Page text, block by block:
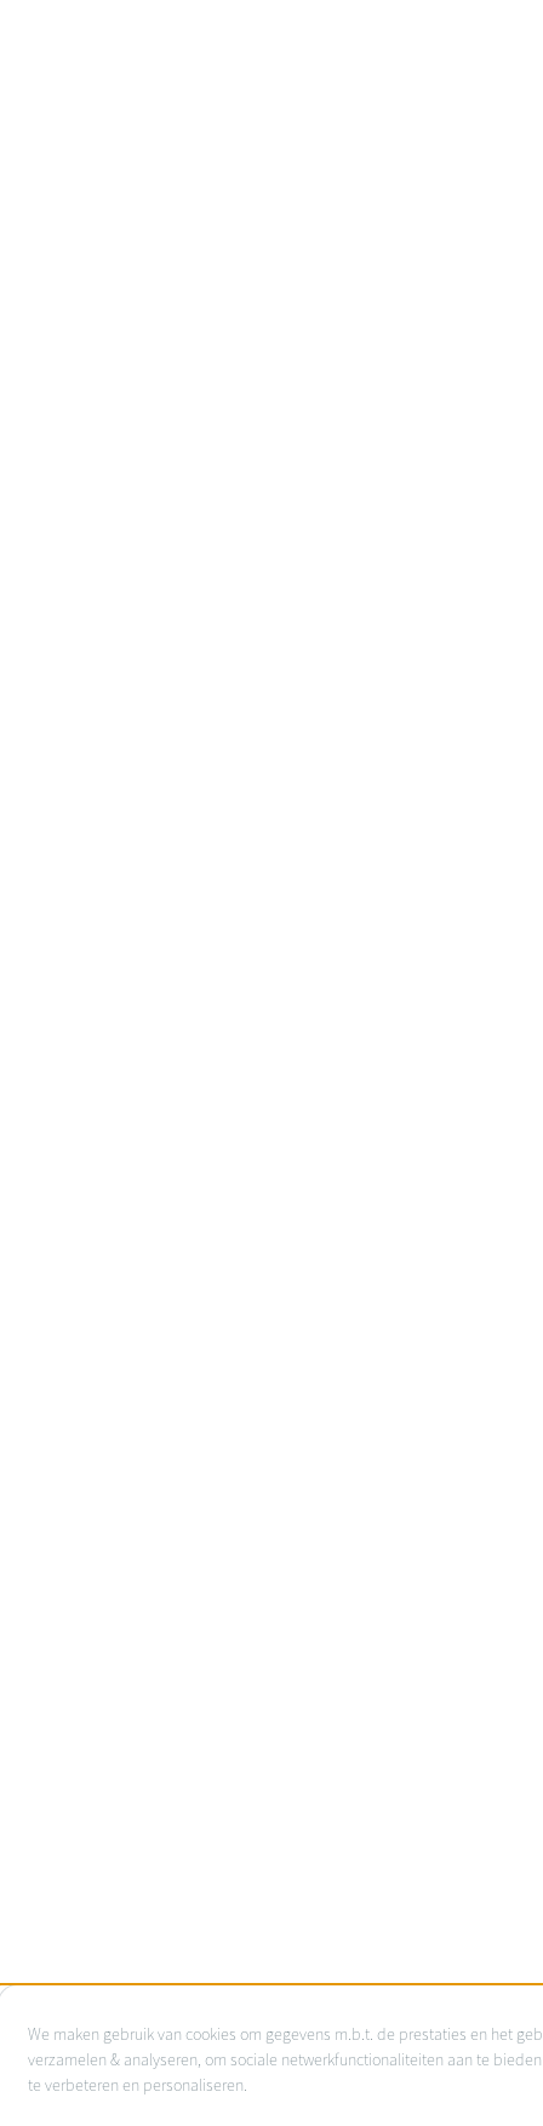
Gebruik
van
persoonsgegevens
We maken gebruik van cookies om gegevens m.b.t. de prestaties en het
verzamelen & analyseren, om sociale netwerkfunctionaliteiten aan te
te verbeteren en personaliseren.